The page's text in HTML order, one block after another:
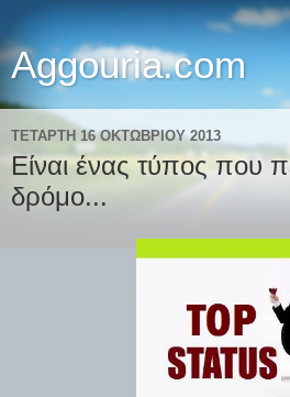
Aggouria.com
ΤΕΤΆΡΤΗ 16 ΟΚΤΩΒΡΊΟΥ 2013
Είναι ένας τύπος που
δρόμο...